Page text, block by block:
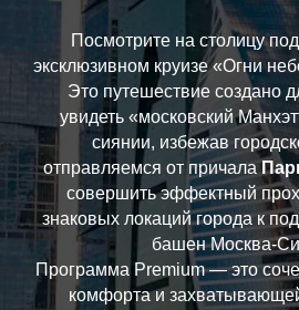
Посмотрите на столицу
эксклюзивном круизе «Огни
Это путешествие создано
увидеть «московский
сиянии, избежав
отправляемся от причала
совершить эффектный
знаковых локаций города к
башен Москва-
Программа Premium — это
комфорта и